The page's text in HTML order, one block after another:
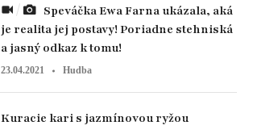
je realita jej postavy! Poriadne stehniská
a jasný odkaz k tomu!
23.04.2021 Hudba
Kuracie kari s jazmínovou ryžou